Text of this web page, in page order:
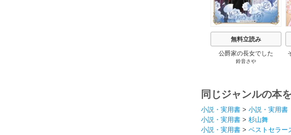
無料立読み
公爵家の長女でした
鈴音さや
同じジャンルの本
小説・実用書 > 小説・実用書
小説・実用書 > 杉山舞
小説・実用書 > ベストセラー